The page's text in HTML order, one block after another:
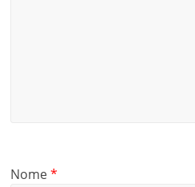
Nome*